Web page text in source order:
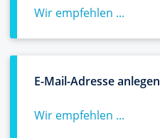
Wir empfehlen ...
E-Mail-Adresse anlegen
Wir empfehlen ...